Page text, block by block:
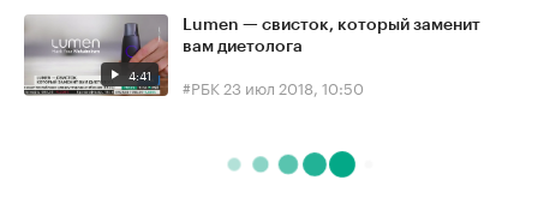
4:41
Lumen — свисток, который заменит
вам диетолога
#РБК 23 июл 2018, 10:50